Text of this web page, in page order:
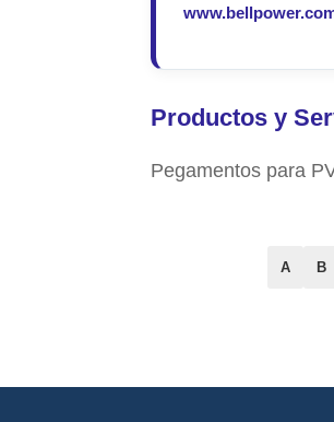
Productos y
Pegamentos para
A B